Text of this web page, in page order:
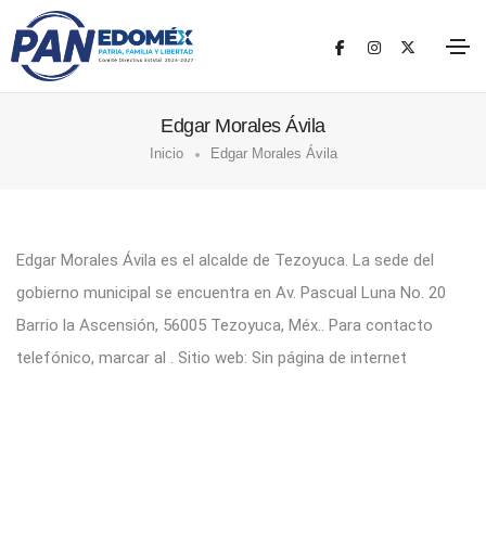
Edgar Morales Ávila
Inicio Edgar Morales Ávila
Edgar Morales Ávila es el alcalde de Tezoyuca. La sede del
gobierno municipal se encuentra en Av. Pascual Luna No. 20
Barrio la Ascensión, 56005 Tezoyuca, Méx.. Para contacto
telefónico, marcar al . Sitio web: Sin página de internet